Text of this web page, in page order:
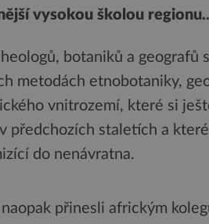
vysokou školou regionu..
botaniků a geografů
metodách etnobotaniky,
vnitrozemí, které si
předchozích staletích a
do nenávratna.
přinesli africkým